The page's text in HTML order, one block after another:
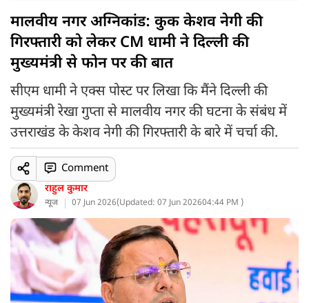
मालवीय नगर अग्निकांड: कुक केशव नेगी की
गिरफ्तारी को लेकर CM धामी ने दिल्ली की
मुख्यमंत्री से फोन पर की बात
सीएम धामी ने एक्स पोस्ट पर लिखा कि मैंने दिल्ली की
मुख्यमंत्री रेखा गुप्ता से मालवीय नगर की घटना के संबंध में
उत्तराखंड के केशव नेगी की गिरफ्तारी के बारे में चर्चा की.
राहुल कुमार
न्यूज 07 Jun 2026(Updated: 07 Jun 202604:44 PM )
Comment